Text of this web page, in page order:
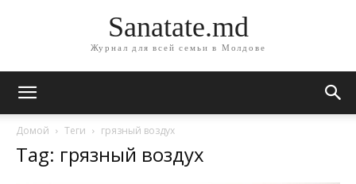
Sanatate.md
Журнал для всей семьи в Молдове
Домой Теги грязный воздух
Tag: грязный воздух